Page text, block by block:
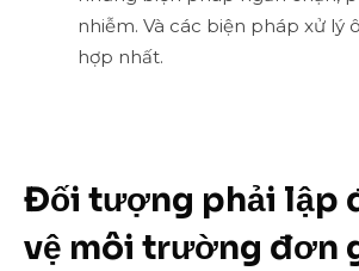
nhiễm. Và các biện pháp xử lý
hợp nhất.
Đối tượng phải lập
vệ môi trường đơn